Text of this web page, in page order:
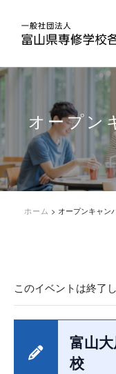
オープン
ホーム > オープンキャン
このイベントは終了し
富山
校